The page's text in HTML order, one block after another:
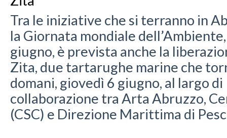
Tra le iniziative che si terranno in
la Giornata mondiale
giugno, è prevista anche la
Zita, due tartarughe marine che
domani, giovedì 6 giugno, al largo
collaborazione tra Arta Abruzzo,
(CSC) e Direzione Marittima di